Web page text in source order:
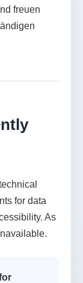
freuen
for data
As